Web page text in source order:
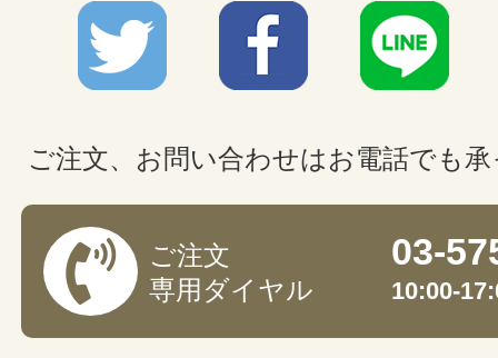
ご注文、お問い合わせはお電話でも
ご注文
専用ダイヤル
03-
10:00-